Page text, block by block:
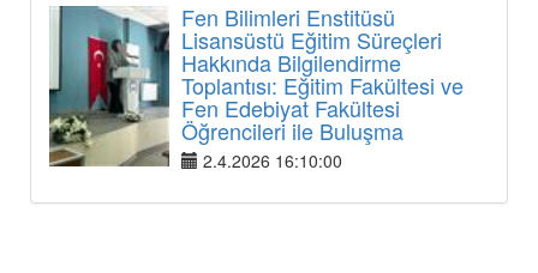
Fen Bilimleri Enstitüsü
Lisansüstü Eğitim Süreçleri
Hakkında Bilgilendirme
Toplantısı: Eğitim Fakültesi ve
Fen Edebiyat Fakültesi
Öğrencileri ile Buluşma
2.4.2026 16:10:00